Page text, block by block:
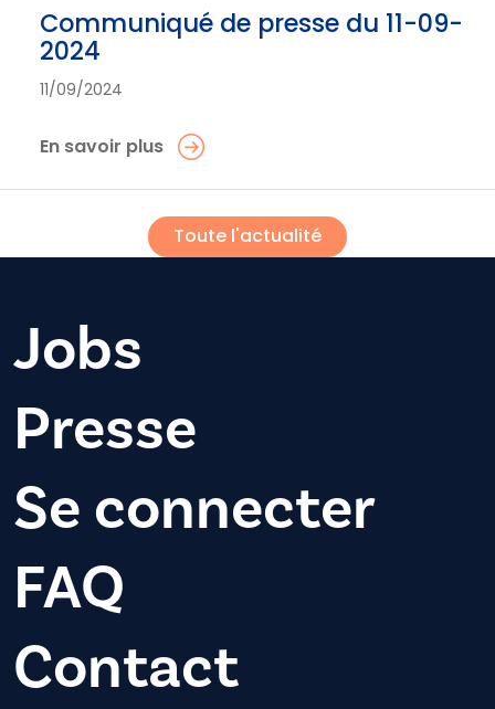
Communiqué de presse du 11-09-
2024
11/09/2024
En savoir plus
Toute l'actualité
Jobs
Presse
Se connecter
FAQ
Contact